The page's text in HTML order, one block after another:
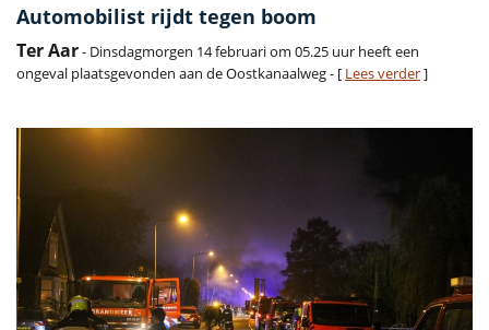
Automobilist rijdt tegen boom
Ter Aar- Dinsdagmorgen 14 februari om 05.25 uur heeft een
ongeval plaatsgevonden aan de Oostkanaalweg - [ Lees verder]